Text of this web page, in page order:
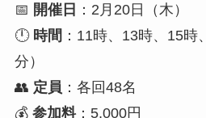
📅 開催日 ：2月20日（木）
🕛 時間 ：11時、13時、15
分）
👥 定員 ：各回48名
💰 参加料：5,000円